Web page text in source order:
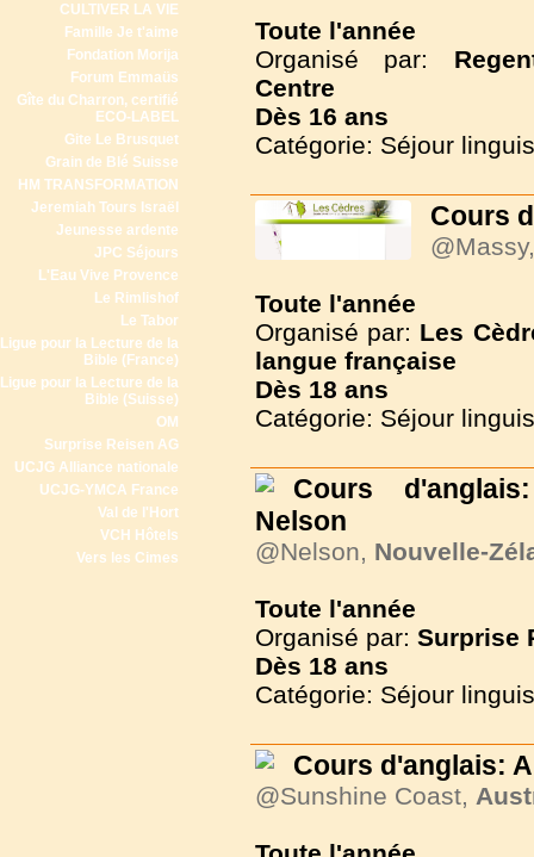
CULTIVER LA VIE
Famille Je t'aime
Fondation Morija
Forum Emmaüs
Gîte du Charron, certifié
ECO-LABEL
Gite Le Brusquet
Grain de Blé Suisse
HM TRANSFORMATION
Jeremiah Tours Israël
Jeunesse ardente
JPC Séjours
L'Eau Vive Provence
Le Rimlishof
Le Tabor
Ligue pour la Lecture de la
Bible (France)
Ligue pour la Lecture de la
Bible (Suisse)
OM
Surprise Reisen AG
UCJG Alliance nationale
UCJG-YMCA France
Val de l'Hort
VCH Hôtels
Vers les Cimes
Toute l'année
Organisé par:
Centre
Dès 16 ans
Catégorie: Séjour
Cours
Toute l'année
Organisé par: Les
langue française
Dès 18 ans
Catégorie: Séjour
Cours
Nelson
@Nelson, Nouvelle-
Toute l'année
Organisé par: Surprise
Dès 18 ans
Catégorie: Séjour
Cours d'anglais:
@Sunshine Coast,